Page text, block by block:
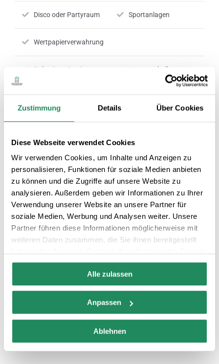
Zustimmung Details Über Cookies
Diese Webseite verwendet Cookies
Wir verwenden Cookies, um Inhalte und Anzeigen zu
personalisieren, Funktionen für soziale Medien anbieten
zu können und die Zugriffe auf unsere Website zu
analysieren. Außerdem geben wir Informationen zu Ihrer
Verwendung unserer Website an unsere Partner für
soziale Medien, Werbung und Analysen weiter. Unsere
Partner führen diese Informationen möglicherweise mit
weiteren Daten zusammen, die Sie ihnen bereitgestellt
gesammelt haben.
Alle zulassen
Anpassen
Ablehnen
Disco oder Partyraum Sportanlagen
Wertpapierverwahrung
Babysitter-Service Kongresshalle
Spa
Klimatisierte
Gemeinschaftsräume
HG-000087